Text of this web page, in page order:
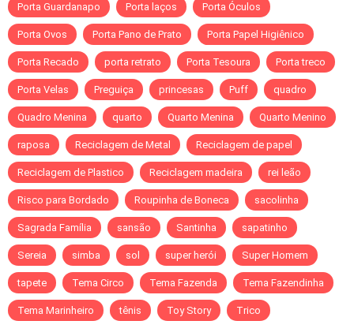
Porta Guardanapo Porta laços Porta Óculos
Porta Ovos Porta Pano de Prato Porta Papel Higiênico
Porta Recado porta retrato Porta Tesoura Porta treco
Porta Velas Preguiça princesas Puff quadro
Quadro Menina quarto Quarto Menina Quarto Menino
raposa Reciclagem de Metal Reciclagem de papel
Reciclagem de Plastico Reciclagem madeira rei leão
Risco para Bordado Roupinha de Boneca sacolinha
Sagrada Família sansão Santinha sapatinho
Sereia simba sol super herói Super Homem
tapete Tema Circo Tema Fazenda Tema Fazendinha
Tema Marinheiro tênis Toy Story Trico